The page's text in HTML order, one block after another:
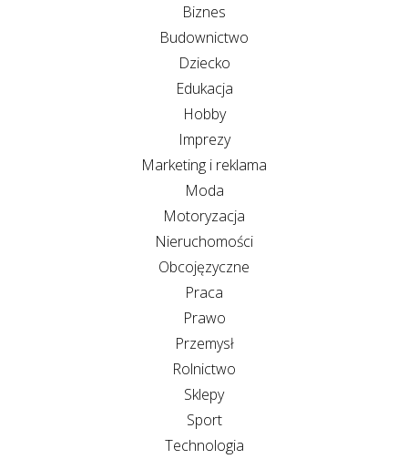
Biznes
Budownictwo
Dziecko
Edukacja
Hobby
Imprezy
Marketing i reklama
Moda
Motoryzacja
Nieruchomości
Obcojęzyczne
Praca
Prawo
Przemysł
Rolnictwo
Sklepy
Sport
Technologia